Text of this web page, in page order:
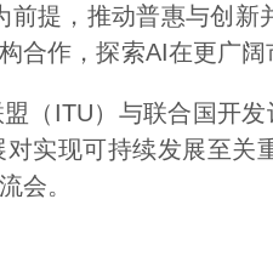
提，推动普惠与创新
合作，探索AI在更广阔
ITU）与联合国开发
实现可持续发展至关
会。